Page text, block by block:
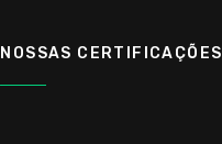
NOSSAS CERTIFICAÇÕES